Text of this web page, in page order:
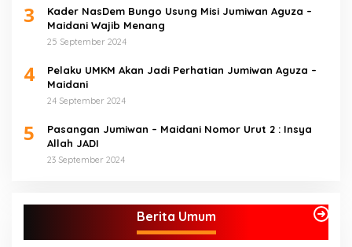
3
Kader NasDem Bungo Usung Misi Jumiwan Aguza –
Maidani Wajib Menang
25 September 2024
4
Pelaku UMKM Akan Jadi Perhatian Jumiwan Aguza –
Maidani
24 September 2024
5
Pasangan Jumiwan – Maidani Nomor Urut 2 : Insya
Allah JADI
23 September 2024
Berita Umum